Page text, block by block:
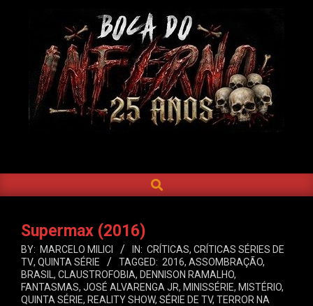
DO
INFERNO
Navigation
SEARCH
Supermax (2016)
BY: MARCELO MILICI IN: CRÍTICAS, CRÍTICAS SÉRIES DE
TV, QUINTA SÉRIE TAGGED: 2016, ASSOMBRAÇÃO,
BRASIL , CLAUSTROFOBIA, DENNISON RAMALHO,
FANTASMAS, JOSÉ ALVARENGA JR, MINISSÉRIE, MISTÉRIO,
QUINTA SÉRIE, REALITY SHOW, SÉRIE DE TV, TERROR NA